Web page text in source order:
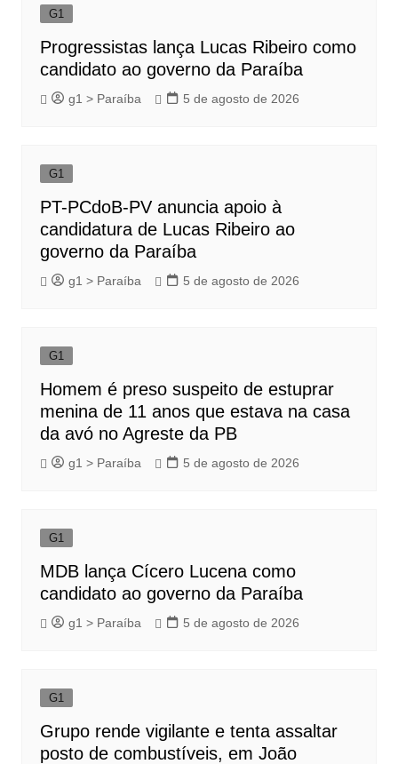
G1
Progressistas lança Lucas Ribeiro como
candidato ao governo da Paraíba
g1 > Paraíba 5 de agosto de 2026
G1
PT-PCdoB-PV anuncia apoio à
candidatura de Lucas Ribeiro ao
governo da Paraíba
g1 > Paraíba 5 de agosto de 2026
G1
Homem é preso suspeito de estuprar
menina de 11 anos que estava na casa
da avó no Agreste da PB
g1 > Paraíba 5 de agosto de 2026
G1
MDB lança Cícero Lucena como
candidato ao governo da Paraíba
g1 > Paraíba 5 de agosto de 2026
G1
Grupo rende vigilante e tenta assaltar
posto de combustíveis, em João